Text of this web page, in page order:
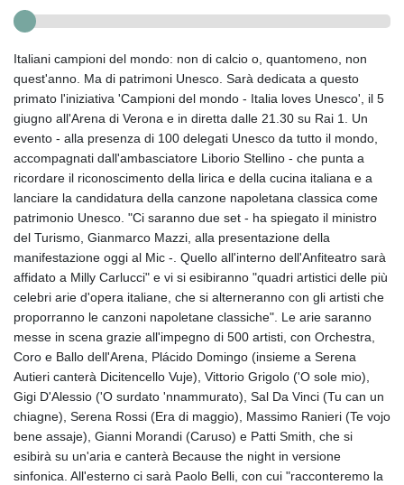
Italiani campioni del mondo: non di calcio o, quantomeno, non
quest'anno. Ma di patrimoni Unesco. Sarà dedicata a questo
primato l'iniziativa 'Campioni del mondo - Italia loves Unesco', il 5
giugno all'Arena di Verona e in diretta dalle 21.30 su Rai 1. Un
evento - alla presenza di 100 delegati Unesco da tutto il mondo,
accompagnati dall'ambasciatore Liborio Stellino - che punta a
ricordare il riconoscimento della lirica e della cucina italiana e a
lanciare la candidatura della canzone napoletana classica come
patrimonio Unesco. "Ci saranno due set - ha spiegato il ministro
del Turismo, Gianmarco Mazzi, alla presentazione della
manifestazione oggi al Mic -. Quello all'interno dell'Anfiteatro sarà
affidato a Milly Carlucci" e vi si esibiranno "quadri artistici delle più
celebri arie d'opera italiane, che si alterneranno con gli artisti che
proporranno le canzoni napoletane classiche". Le arie saranno
messe in scena grazie all'impegno di 500 artisti, con Orchestra,
Coro e Ballo dell'Arena, Plácido Domingo (insieme a Serena
Autieri canterà Dicitencello Vuje), Vittorio Grigolo ('O sole mio),
Gigi D'Alessio ('O surdato 'nnammurato), Sal Da Vinci (Tu can un
chiagne), Serena Rossi (Era di maggio), Massimo Ranieri (Te vojo
bene assaje), Gianni Morandi (Caruso) e Patti Smith, che si
esibirà su un'aria e canterà Because the night in versione
sinfonica. All'esterno ci sarà Paolo Belli, con cui "racconteremo la